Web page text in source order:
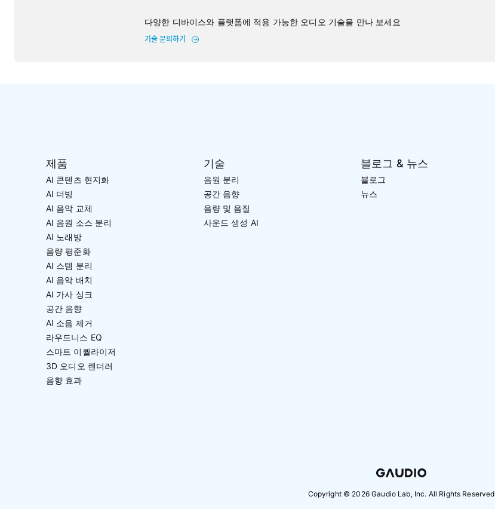
다양한 디바이스와 플랫폼에 적용 가능한 오디오 기술을 만나 보세요
기술 문의하기
제품
AI 콘텐츠 현지화
AI 더빙
AI 음악 교체
AI 음원 소스 분리
AI 노래방
음량 평준화
AI 스템 분리
AI 음악 배치
AI 가사 싱크
공간 음향
AI 소음 제거
라우드니스 EQ
스마트 이퀄라이저
3D 오디오 렌더러
음향 효과
기술
음원 분리
공간 음향
음량 및 음질
사운드 생성 AI
블로그 & 뉴스
블로그
뉴스
Copyright © 2026Gaudio Lab, Inc. All Rights Reserved